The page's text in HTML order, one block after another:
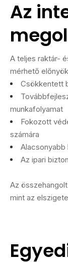
Az
A teljes raktár-
mérhető
Csökkentett
munkafolyamat
Fokozott
számára
Alacsonyabb
Az ipari
Az
mint az